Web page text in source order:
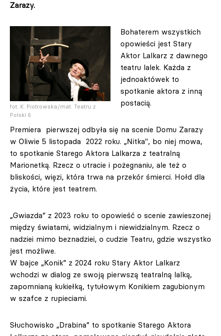
Zarazy.
fot. K. Piotrowska/mat. Teatru z
Polski 6
Bohaterem wszystkich
opowieści jest Stary
Aktor Lalkarz z dawnego
teatru lalek. Każda z
jednoaktówek to
spotkanie aktora z inną
postacią.
Premiera pierwszej odbyła się na scenie Domu Zarazy
w Oliwie 5 listopada 2022 roku. „Nitka", bo niej mowa,
to spotkanie Starego Aktora Lalkarza z teatralną
Marionetką. Rzecz o utracie i pożegnaniu, ale też o
bliskości, więzi, która trwa na przekór śmierci. Hołd dla
życia, które jest teatrem.
„Gwiazda” z 2023 roku to opowieść o scenie zawieszonej
między światami, widzialnym i niewidzialnym. Rzecz o
nadziei mimo beznadziei, o cudzie Teatru, gdzie wszystko
jest możliwe.
W bajce „Konik” z 2024 roku Stary Aktor Lalkarz
wchodzi w dialog ze swoją pierwszą teatralną lalką,
zapomnianą kukiełką, tytułowym Konikiem zagubionym
w szafce z rupieciami.
Słuchowisko „Drabina” to spotkanie Starego Aktora